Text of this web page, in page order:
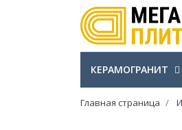
КЕРАМОГРАНИТ
Главная страница